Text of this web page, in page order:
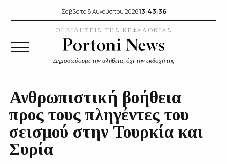
Σάββατο 8 Αυγούστου 202613:43:36
ΟΙ ΕΙΔΗΣΕΙΣ ΤΗΣ ΚΕΦΑΛΟΝΙΑΣ
Δημοσιεύουμε την αλήθεια, όχι την εκδοχή της
Ανθρωπιστική βοήθεια
προς τους πληγέντες του
σεισμού στην Τουρκία και
Συρία